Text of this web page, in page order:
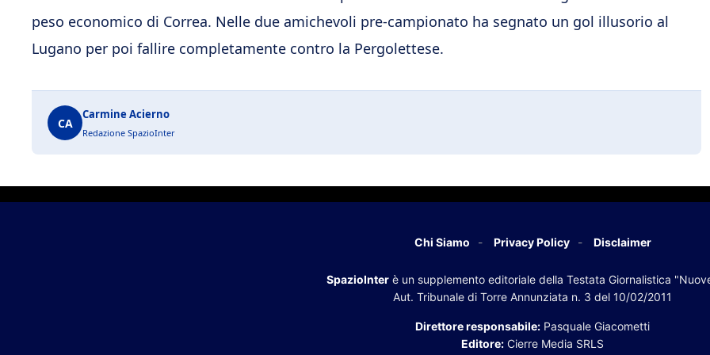
peso economico di Correa. Nelle due amichevoli pre-campionato ha segnato un gol illusorio al
Lugano per poi fallire completamente contro la Pergolettese.
CA
Carmine Acierno
Redazione SpazioInter
Chi Siamo Privacy Policy Disclaimer
SpazioInterè un supplemento editoriale della Testata Giornalistica
Aut. Tribunale di Torre Annunziata n. 3 del 10/02/2011
Direttore responsabile: Pasquale Giacometti
Editore: Cierre Media SRLS